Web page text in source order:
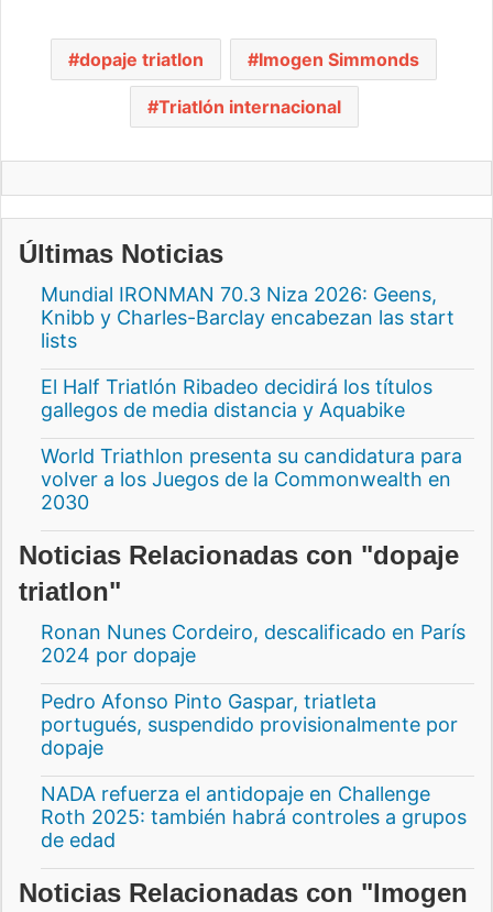
dopaje triatlon Imogen Simmonds
Triatlón internacional
Últimas Noticias
Mundial IRONMAN 70.3 Niza 2026: Geens,
Knibb y Charles-Barclay encabezan las start
lists
El Half Triatlón Ribadeo decidirá los títulos
gallegos de media distancia y Aquabike
World Triathlon presenta su candidatura para
volver a los Juegos de la Commonwealth en
2030
Noticias Relacionadas con "dopaje
triatlon"
Ronan Nunes Cordeiro, descalificado en París
2024 por dopaje
Pedro Afonso Pinto Gaspar, triatleta
portugués, suspendido provisionalmente por
dopaje
NADA refuerza el antidopaje en Challenge
Roth 2025: también habrá controles a grupos
de edad
Noticias Relacionadas con "Imogen